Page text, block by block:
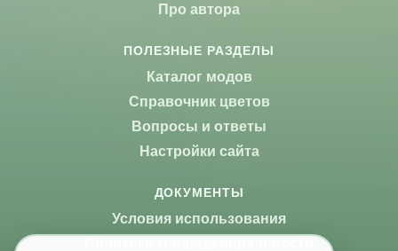
Про автора
ПОЛЕЗНЫЕ РАЗДЕЛЫ
Каталог модов
Справочник цветов
Вопросы и ответы
Настройки сайта
ДОКУМЕНТЫ
Условия использования